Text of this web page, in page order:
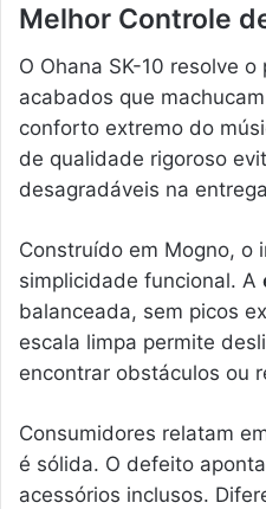
Melhor Controle
O Ohana SK-10 resolve
acabados que
conforto extremo do
de qualidade rigoroso
desagradáveis na
Construído em Mogno, o
simplicidade funcional. A
balanceada, sem picos
escala limpa permite
encontrar obstáculos ou
Consumidores relatam
é sólida. O defeito
acessórios inclusos.